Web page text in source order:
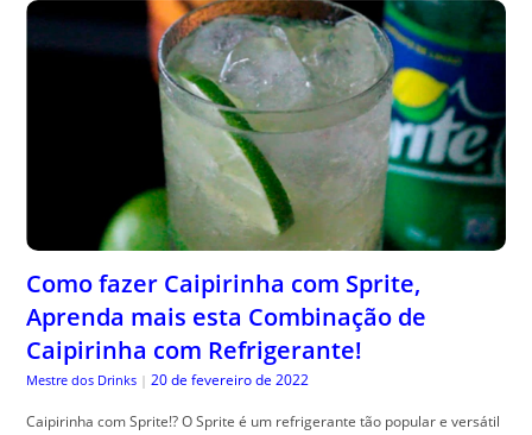
Como fazer Caipirinha com Sprite,
Aprenda mais esta Combinação de
Caipirinha com Refrigerante!
Mestre dos Drinks | 20 de fevereiro de 2022
Caipirinha com Sprite!? O Sprite é um refrigerante tão popular e versátil